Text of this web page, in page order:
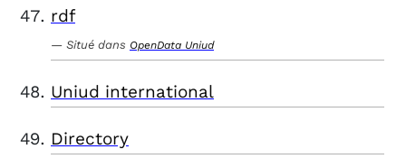
rdf
Situé dans OpenData Uniud
Uniud international
Directory